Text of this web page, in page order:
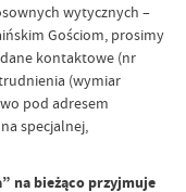
wytycznych –
Gościom, prosimy
dane kontaktowe (nr
(wymiar
pod adresem
specjalnej,
na bieżąco przyjmuje